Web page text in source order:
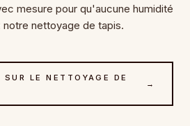
mesure pour qu'aucune humidité
notre nettoyage de tapis.
LE NETTOYAGE DE
→